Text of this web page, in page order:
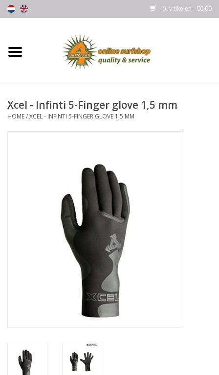
0 Artikelen - €0,00
Home
Wetsuits
Lycra's & UV protection
Merken
Xcel - Infinti 5-Finger glove 1,5 mm
HOME/XCEL - INFINTI 5-FINGER GLOVE 1,5 MM